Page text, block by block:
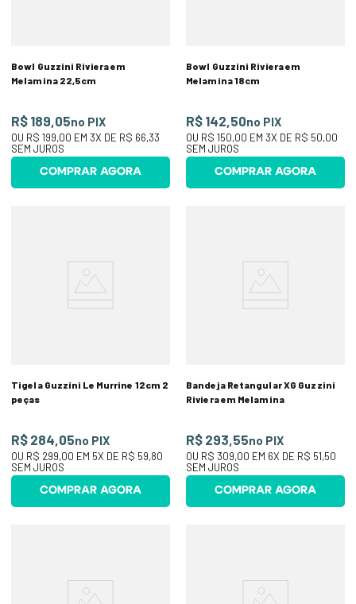
Bowl Guzzini Riviera em
Melamina 22,5cm
R$ 189,05no PIX
OU R$ 199,00 EM 3X DE R$ 66,33
SEM JUROS
COMPRAR AGORA
Bowl Guzzini Riviera em
Melamina 18cm
R$ 142,50no PIX
OU R$ 150,00 EM 3X DE R$ 50,00
SEM JUROS
COMPRAR AGORA
Tigela Guzzini Le Murrine 12cm 2
peças
R$ 284,05no PIX
OU R$ 299,00 EM 5X DE R$ 59,80
SEM JUROS
COMPRAR AGORA
Bandeja Retangular XG Guzzini
Riviera em Melamina
R$ 293,55no PIX
OU R$ 309,00 EM 6X DE R$ 51,50
SEM JUROS
COMPRAR AGORA